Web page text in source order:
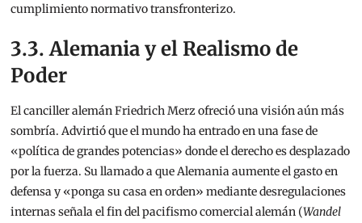
cumplimiento normativo transfronterizo.
3.3. Alemania y el Realismo de
Poder
El canciller alemán Friedrich Merz ofreció una visión aún más
sombría. Advirtió que el mundo ha entrado en una fase de
«política de grandes potencias» donde el derecho es desplazado
por la fuerza. Su llamado a que Alemania aumente el gasto en
defensa y «ponga su casa en orden» mediante desregulaciones
internasseñala el fin del pacifismo comercial alemán (Wandel